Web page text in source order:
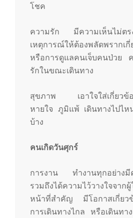
โชค
ความรัก มีความเห็นไม่ต
เหตุการณ์ให้ต้องพลัดพรากเ
หรือการดูแลคนเจ็บคนป่วย
รักในขณะเดินทาง
สุขภาพ เอาใจใส่เกี่ยวข้อ
หายใจ ภูมิแพ้ เดินทางไปไห
บ้าง
คนเกิดวันศุกร์
การงาน ทำงานทุกอย่างมี
รวมถึงได้ความไว้วางใจจา
หน้าที่สำคัญ มีโอกาสเกี่ยวข้
การเดินทางไกล หรือเดินท